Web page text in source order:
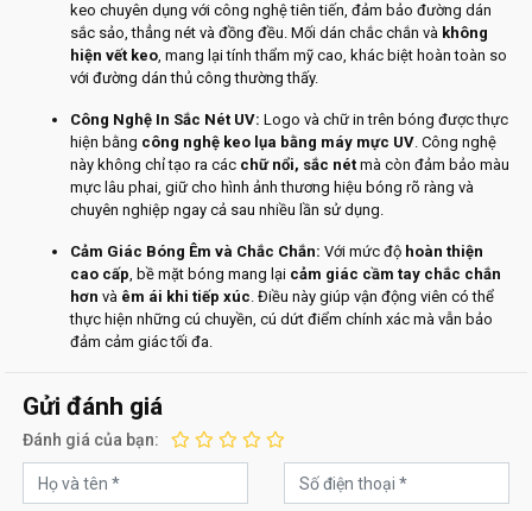
keo chuyên dụng với công nghệ tiên tiến, đảm bảo đường dán
sắc sảo, thẳng nét và đồng đều. Mối dán chắc chắn và không
hiện vết keo, mang lại tính thẩm mỹ cao, khác biệt hoàn toàn so
với đường dán thủ công thường thấy.
Công Nghệ In Sắc Nét UV: Logo và chữ in trên bóng được thực
hiện bằng công nghệ keo lụa bằng máy mực UV. Công nghệ
này không chỉ tạo ra các chữ nổi, sắc nétmà còn đảm bảo màu
mực lâu phai, giữ cho hình ảnh thương hiệu bóng rõ ràng và
chuyên nghiệp ngay cả sau nhiều lần sử dụng.
Cảm Giác Bóng Êm và Chắc Chắn: Với mức độ hoàn thiện
cao cấp, bề mặt bóng mang lại cảm giác cầm tay chắc chắn
hơn và êm ái khi tiếp xúc. Điều này giúp vận động viên có thể
thực hiện những cú chuyền, cú dứt điểm chính xác mà vẫn bảo
đảm cảm giác tối đa.
Gửi đánh giá
Đánh giá của bạn: